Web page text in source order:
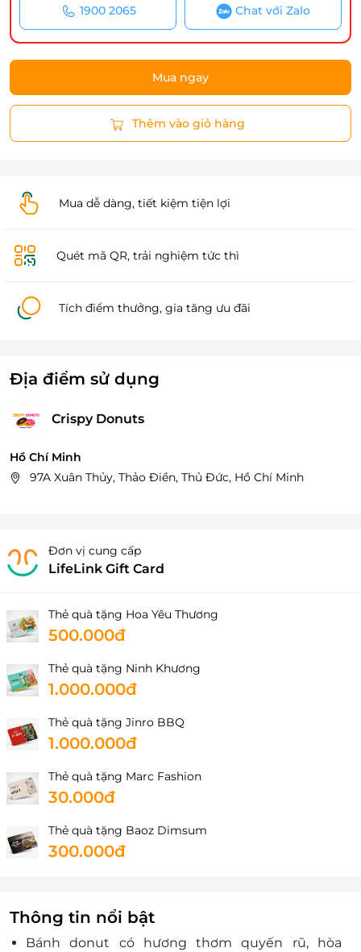
1900 2065 Chat với Zalo
Mua ngay
Thêm vào giỏ hàng
Mua dễ dàng, tiết kiệm tiện lợi
Quét mã QR, trải nghiệm tức thì
Tích điểm thưởng, gia tăng ưu đãi
Địa điểm sử dụng
Crispy Donuts
Hồ Chí Minh
97A Xuân Thủy, Thảo Điền, Thủ Đức, Hồ Chí Minh
Đơn vị cung cấp
LifeLink Gift Card
Thẻ quà tặng Hoa Yêu Thương
500.000đ
Thẻ quà tặng Ninh Khương
1.000.000đ
Thẻ quà tặng Jinro BBQ
1.000.000đ
Thẻ quà tặng Marc Fashion
30.000đ
Thẻ quà tặng Baoz Dimsum
300.000đ
Thông tin nổi bật
Bánh donut có hương thơm quyến rũ, hòa